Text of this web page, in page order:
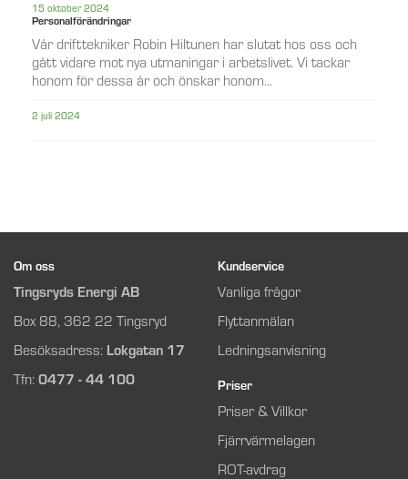
15 oktober 2024
Personalförändringar
Vår drifttekniker Robin Hiltunen har slutat hos oss och
gått vidare mot nya utmaningar i arbetslivet. Vi tackar
honom för dessa år och önskar honom...
2 juli 2024
Om oss
Tingsryds Energi AB
Box 88, 362 22 Tingsryd
Besöksadress: Lokgatan 17
Tfn:0477 - 44 100
Kundservice
Vanliga frågor
Flyttanmälan
Ledningsanvisning
Priser
Priser & Villkor
Fjärrvärmelagen
ROT-avdrag